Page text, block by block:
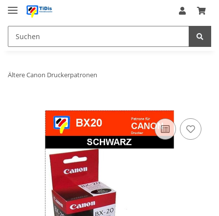
Ältere Canon Druckerpatronen